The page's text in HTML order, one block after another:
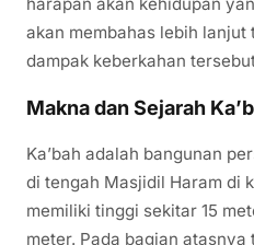
akan membahas lebih lanjut
dampak keberkahan
Makna dan Sejarah
Ka’bah adalah bangunan
di tengah Masjidil Haram di
memiliki tinggi sekitar 15
meter. Pada bagian